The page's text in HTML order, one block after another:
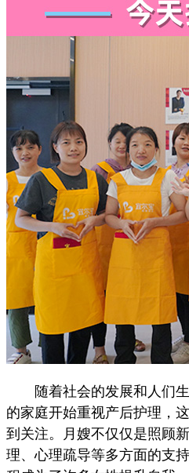
随着社会的发展和人们生
的家庭开始重视产后护理，
到关注。月嫂不仅仅是照顾
理、心理疏导等多方面的支